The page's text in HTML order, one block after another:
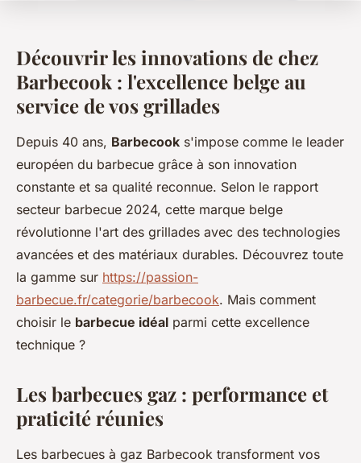
Découvrir les innovations de chez
Barbecook : l'excellence belge au
service de vos grillades
Depuis 40 ans, Barbecook s'impose comme le leader
européen du barbecue grâce à son innovation
constante et sa qualité reconnue. Selon le rapport
secteur barbecue 2024, cette marque belge
révolutionne l'art des grillades avec des technologies
avancées et des matériaux durables. Découvrez toute
la gamme sur https://passion-
barbecue.fr/categorie/barbecook. Mais comment
choisir le barbecue idéal parmi cette excellence
technique ?
Les barbecues gaz : performance et
praticité réunies
Les barbecues à gaz Barbecook transforment vos